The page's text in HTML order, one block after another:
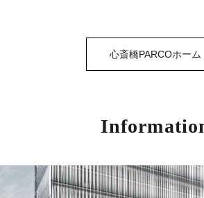
心斎橋PARCOホーム